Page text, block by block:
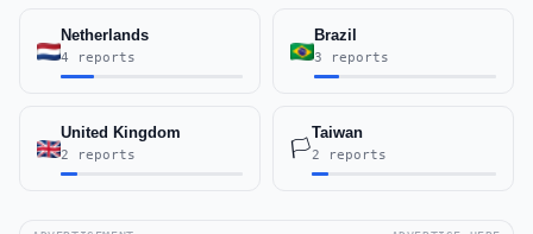
Netherlands
4 reports
Brazil
3 reports
United Kingdom
2 reports 🏳️
Taiwan
2 reports